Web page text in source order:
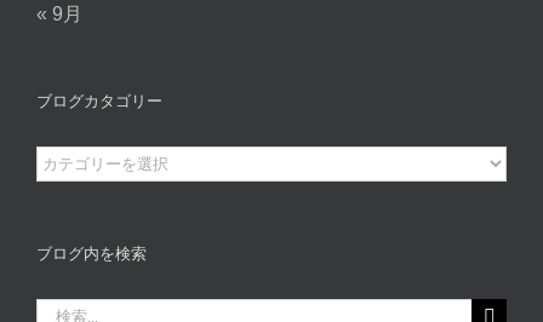
« 9月
ブログカタゴリー
ブ
ロ
カ
ゴ
ブログ内を検索